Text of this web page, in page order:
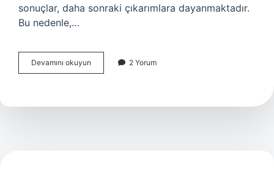
sonuçlar, daha sonraki çıkarımlara dayanmaktadır.
Bu nedenle,…
Devamını okuyun
Yaklaşım
2 Yorum